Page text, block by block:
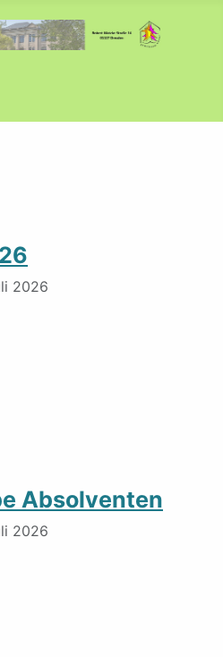
2026
Absolventen
2026